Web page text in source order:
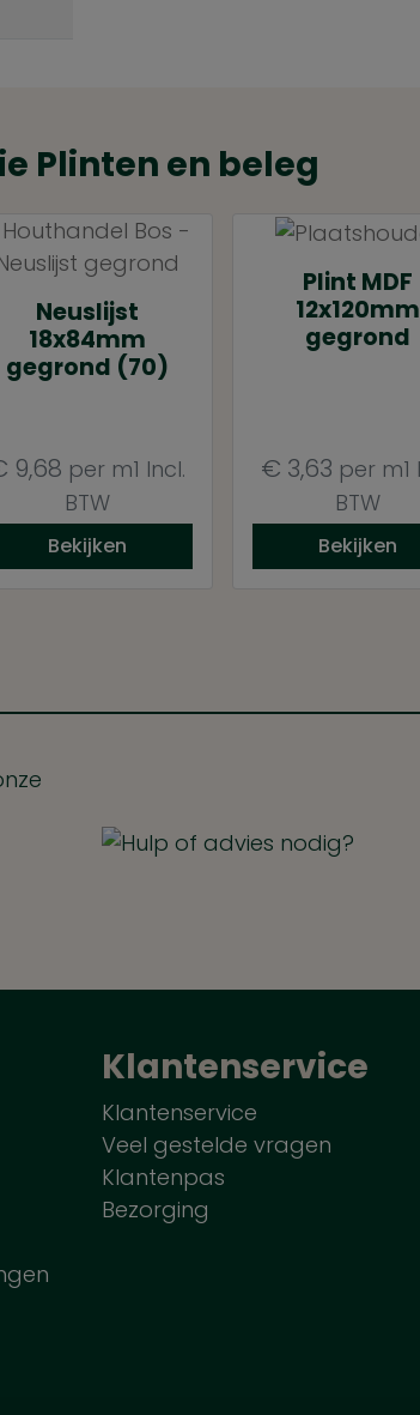
Plinten en beleg
Neuslijst
18x84mm
gegrond (70)
9,68 per m1 Incl.
BTW
Bekijken
Plint MDF
12x120mm
gegrond
€ 3,63 per m1
BTW
Bekijken
Klantenservice
Klantenservice
Veel gestelde vragen
Klantenpas
Bezorging